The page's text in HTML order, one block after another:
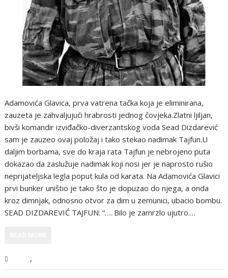
Adamovića Glavica, prva vatrena tačka koja je eliminirana,
zauzeta je zahvaljujući hrabrosti jednog čovjeka.Zlatni ljiljan,
bivši komandir izviđačko-diverzantskog voda Sead Dizdarević
sam je zauzeo ovaj položaj i tako stekao nadimak Tajfun.U
daljim borbama, sve do kraja rata Tajfun je nebrojeno puta
dokazao da zaslužuje nadimak koji nosi jer je naprosto rušio
neprijateljska legla poput kula od karata. Na Adamovića Glavici
prvi bunker uništio je tako što je dopuzao do njega, a onda
kroz dimnjak, odnosno otvor za dim u zemunici, ubacio bombu.
SEAD DIZDAREVIĆ TAJFUN: “…. Bilo je zamrzlo ujutro.…
,